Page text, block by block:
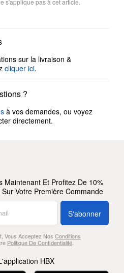
s'applique pas à cet article.
sur la livraison &
cliquer ici.
?
à vos demandes, ou voyez
directement.
Maintenant Et Profitez De 10%
Votre Première Commande
S'abonner
Vous Acceptez Nos Conditions
Politique De Confidentialité.
HBX